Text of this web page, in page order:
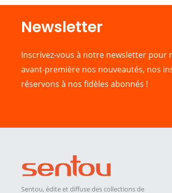
Newsletter​
Inscrivez-vous à notre newsletter
avant-première nos nouveautés, nos
réservons à nos fidèles abonnés !
Sentou, édite et diffuse des collections de